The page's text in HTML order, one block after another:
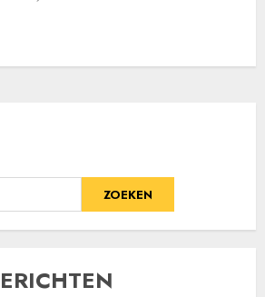
ZOEKEN